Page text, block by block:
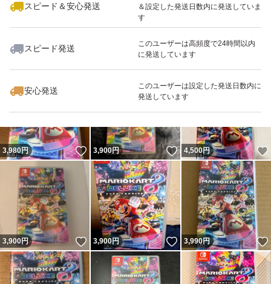
スピード＆安心発送
＆設定した発送日数内に発送していま
す
スピード発送
このユーザーは高頻度で24時間以内
に発送しています
安心発送
このユーザーは設定した発送日数内に
発送しています
いいね！
4,000
3,980円 いいね！
3,900円 いいね！
4,500円
3,900円 いいね！
3,900円 いいね！
3,990円